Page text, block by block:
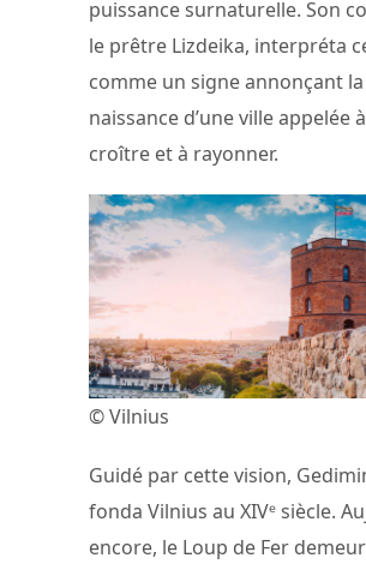
puissance surnaturelle. Son
le prêtre Lizdeika, interpréta
comme un signe annonçant la
naissance d’une ville appelée
croître et à rayonner.
© Vilnius
Guidé par cette vision,
fonda Vilnius au XIVᵉ siècle.
encore, le Loup de Fer